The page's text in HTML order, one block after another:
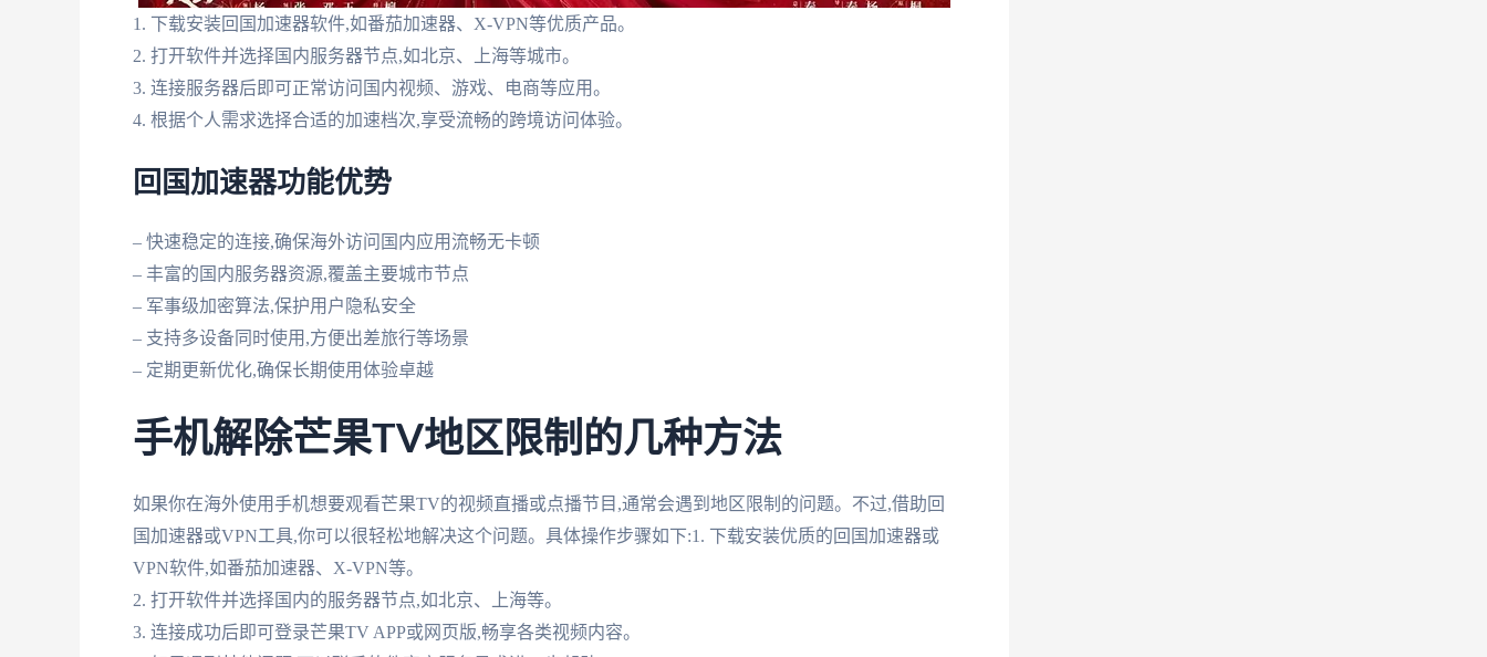
1. 下载安装回国加速器软件,如番茄加速器、X-VPN等优质产品。
2. 打开软件并选择国内服务器节点,如北京、上海等城市。
3. 连接服务器后即可正常访问国内视频、游戏、电商等应用。
4. 根据个人需求选择合适的加速档次,享受流畅的跨境访问体验。
回国加速器功能优势
– 快速稳定的连接,确保海外访问国内应用流畅无卡顿
– 丰富的国内服务器资源,覆盖主要城市节点
– 军事级加密算法,保护用户隐私安全
– 支持多设备同时使用,方便出差旅行等场景
– 定期更新优化,确保长期使用体验卓越
手机解除芒果TV地区限制的几种方法
如果你在海外使用手机想要观看芒果TV的视频直播或点播节目,通常会遇到地区限制的问题。不过,借助回
国加速器或VPN工具,你可以很轻松地解决这个问题。具体操作步骤如下:1. 下载安装优质的回国加速器或
VPN软件,如番茄加速器、X-VPN等。
2. 打开软件并选择国内的服务器节点,如北京、上海等。
3. 连接成功后即可登录芒果TV APP或网页版,畅享各类视频内容。